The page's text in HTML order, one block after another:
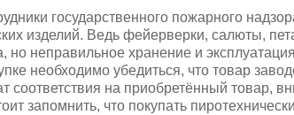
государственного пожарного
изделий. Ведь фейерверки, салюты,
но неправильное хранение и
необходимо убедиться, что товар
соответствия на приобретённый товар,
запомнить, что покупать